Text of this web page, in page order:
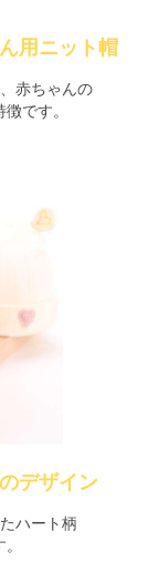
用ニット帽
赤ちゃんの
です。
デザイン
ハート柄